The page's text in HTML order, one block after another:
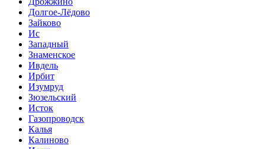
Долгое-Лёдово
Зайково
Ис
Западный
Знаменское
Ивдель
Ирбит
Изумруд
Зюзельский
Исток
Газопроводск
Калья
Калиново